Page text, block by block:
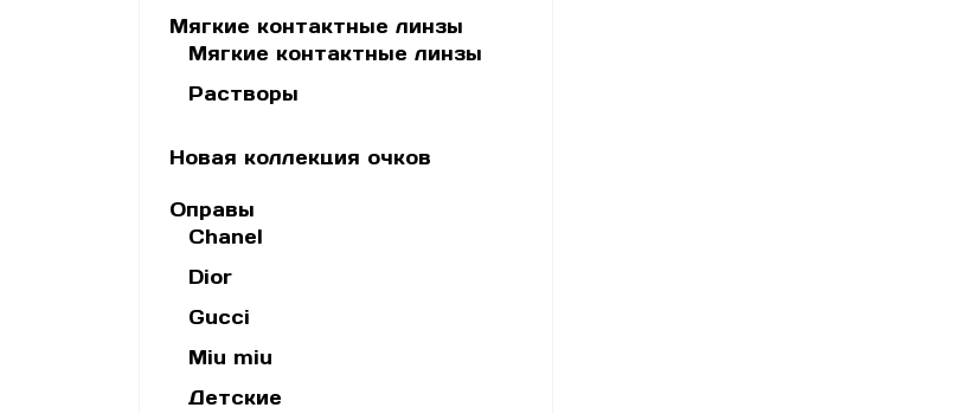
Мягкие контактные линзы
Мягкие контактные линзы
Растворы
Новая коллекция очков
Оправы
Chanel
Dior
Gucci
Miu miu
Детские